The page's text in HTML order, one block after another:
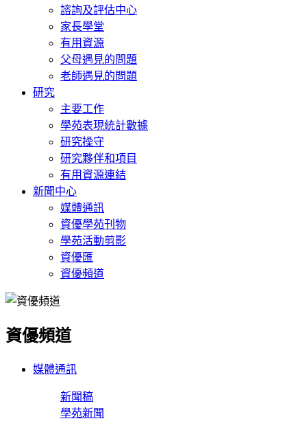
諮詢及評估中心
家長學堂
有用資源
父母遇見的問題
老師遇見的問題
研究
主要工作
學苑表現統計數據
研究操守
研究夥伴和項目
有用資源連結
新聞中心
媒體通訊
資優學苑刊物
學苑活動剪影
資優匯
資優頻道
資優頻道
媒體通訊
新聞稿
學苑新聞